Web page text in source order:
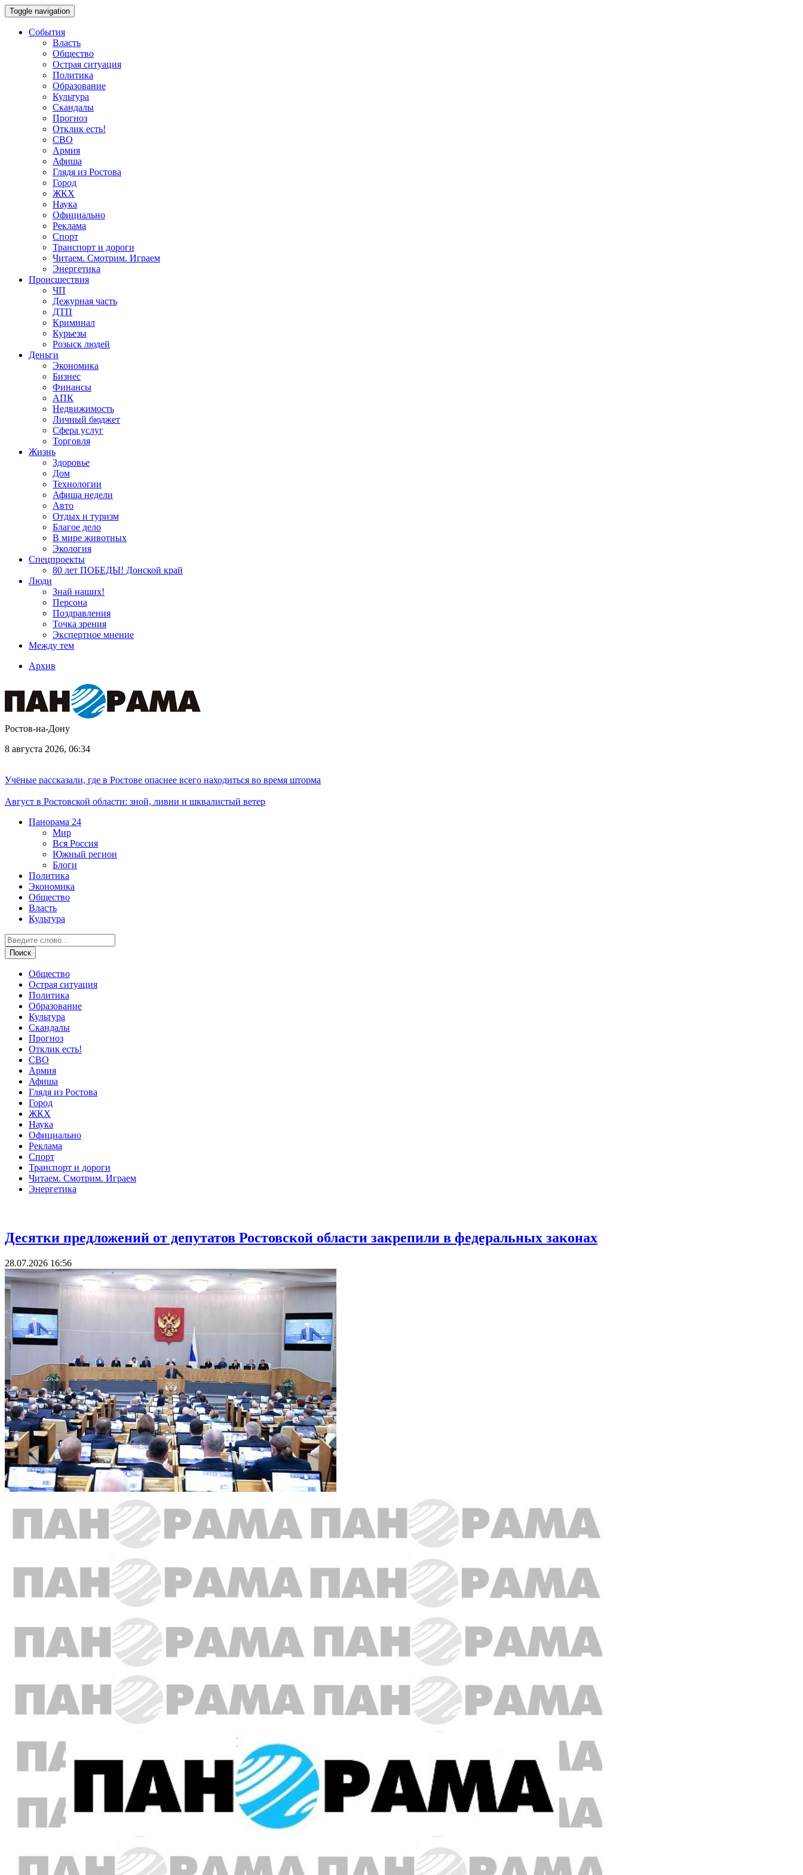
Toggle navigation
События
Власть
Общество
Острая ситуация
Политика
Образование
Культура
Скандалы
Прогноз
Отклик есть!
СВО
Армия
Афиша
Глядя из Ростова
Город
ЖКХ
Наука
Официально
Реклама
Спорт
Транспорт и дороги
Читаем. Смотрим. Играем
Энергетика
Происшествия
ЧП
Дежурная часть
ДТП
Криминал
Курьезы
Розыск людей
Деньги
Экономика
Бизнес
Финансы
АПК
Недвижимость
Личный бюджет
Сфера услуг
Торговля
Жизнь
Здоровье
Дом
Технологии
Афиша недели
Авто
Отдых и туризм
Благое дело
В мире животных
Экология
Спецпроекты
80 лет ПОБЕДЫ! Донской край
Люди
Знай наших!
Персона
Поздравления
Точка зрения
Экспертное мнение
Между тем
Архив
Ростов-на-Дону
8 августа 2026, 06:34
Учёные рассказали, где в Ростове опаснее всего находиться во время шторма
Август в Ростовской области: зной, ливни и шквалистый ветер
Панорама 24
Мир
Вся Россия
Южный регион
Блоги
Политика
Экономика
Общество
Власть
Культура
Общество
Острая ситуация
Политика
Образование
Культура
Скандалы
Прогноз
Отклик есть!
СВО
Армия
Афиша
Глядя из Ростова
Город
ЖКХ
Наука
Официально
Реклама
Спорт
Транспорт и дороги
Читаем. Смотрим. Играем
Энергетика
Десятки предложений от депутатов Ростовской области закрепили в федеральных законах
28.07.2026 16:56